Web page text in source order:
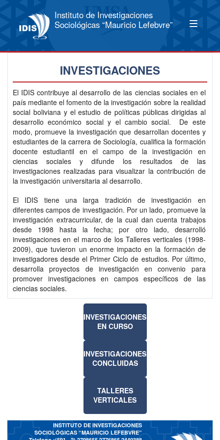
Instituto de Investigaciones
Sociológicas “Mauricio Lefebvre”
INVESTIGACIONES
El IDIS contribuye al desarrollo de las ciencias sociales en el
país mediante el fomento de la investigación sobre la realidad
social boliviana y el estudio de políticas públicas dirigidas al
desarrollo económico social y el cambio social. De este
modo, promueve la investigación que desarrollan docentes y
estudiantes de la carrera de Sociología, cualifica la formación
docente estudiantil en el campo de la investigación en
ciencias sociales y difunde los resultados de las
investigaciones realizadas para visualizar la contribución de
la investigación universitaria al desarrollo.
El IDIS tiene una larga tradición de investigación en
diferentes campos de investigación. Por un lado, promueve la
investigación extracurricular, de la cual dan cuenta trabajos
desde 1998 hasta la fecha; por otro lado, desarrolló
investigaciones en el marco de los Talleres verticales (1998-
2009), que tuvieron un enorme impacto en la formación de
investigadores desde el Primer Ciclo de estudios. Por último,
desarrolla proyectos de investigación en convenio para
promover investigaciones en campos específicos de las
ciencias sociales.
INVESTIGACIONES
EN CURSO
INVESTIGACIONES
CONCLUIDAS
TALLERES
VERTICALES
INSTITUTO DE INVESTIGACIONES
SOCIOLÓGICAS “MAURICIO LEFEBVRE”